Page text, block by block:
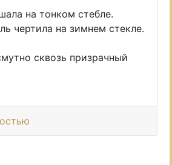
на тонком стебле.
чертила на зимнем стекле.
сквозь призрачный